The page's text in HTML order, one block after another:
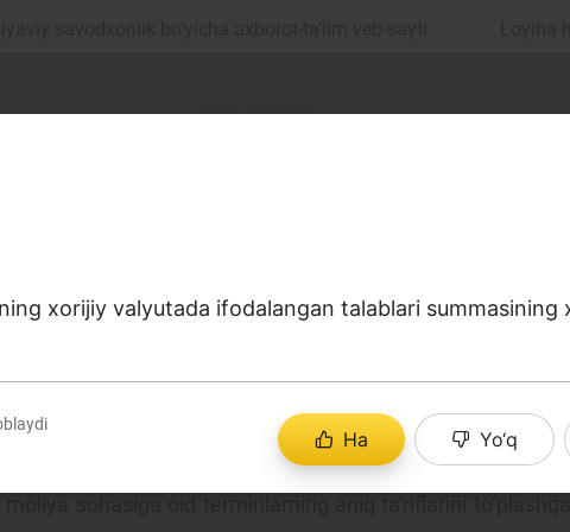
xorijiy valyutada ifodalangan talablari
Ha Yo‘q